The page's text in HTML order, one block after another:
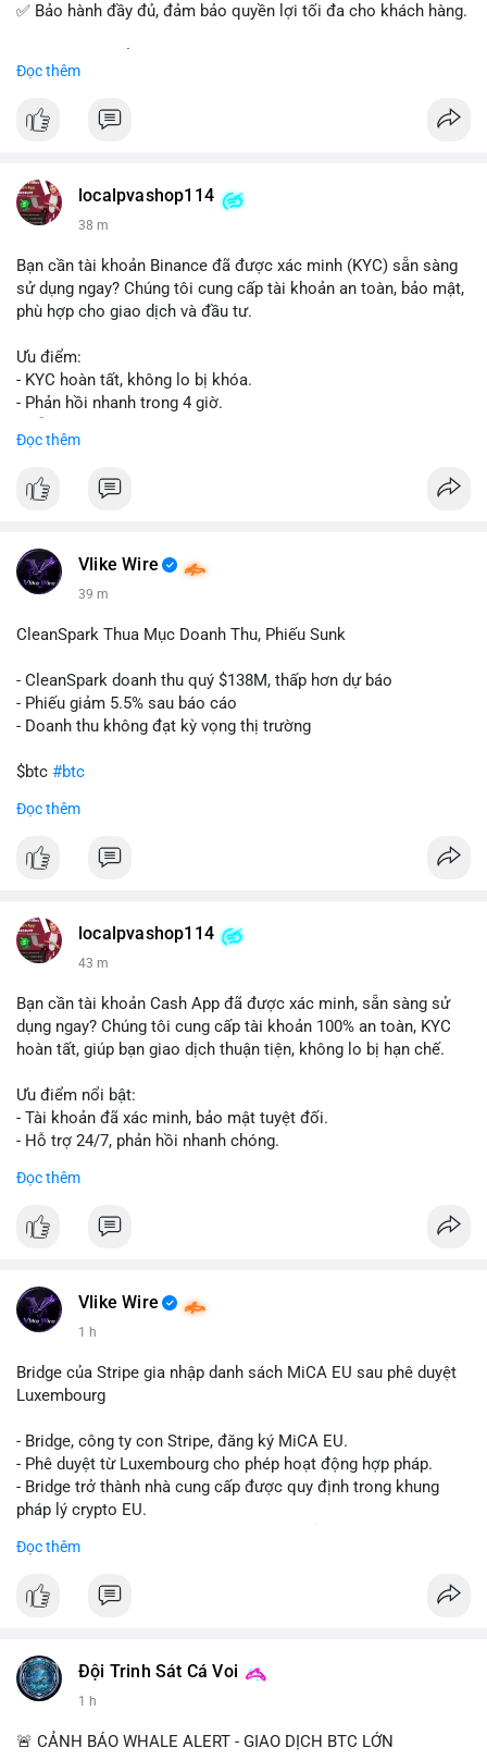
✅ Bảo hành đầy đủ, đảm bảo quyền lợi tối đa cho khách hàng.
📞 WhatsApp: +1 660 215-8938
📧 Email: localpvashop@gmail.com
của bạn!
Đọc thêm
localpvashop114
38 m
Bạn cần tài khoản Binance đã được xác minh (KYC) sẵn sàng
sử dụng ngay? Chúng tôi cung cấp tài khoản an toàn, bảo mật,
phù hợp cho giao dịch và đầu tư.
Ưu điểm:
- KYC hoàn tất, không lo bị khóa.
- Phản hồi nhanh trong 4 giờ.
📞 WhatsApp: +1 660 215-8938
Đọc thêm
Vlike Wire
39 m
CleanSpark Thua Mục Doanh Thu, Phiếu Sunk
- CleanSpark doanh thu quý $138M, thấp hơn dự báo
- Phiếu giảm 5.5% sau báo cáo
- Doanh thu không đạt kỳ vọng thị trường
$btc #btc
#vlikevn
📰 Nguồn: Cointelegraph
Đọc thêm
localpvashop114
43 m
Bạn cần tài khoản Cash App đã được xác minh, sẵn sàng sử
dụng ngay? Chúng tôi cung cấp tài khoản 100% an toàn, KYC
hoàn tất, giúp bạn giao dịch thuận tiện, không lo bị hạn chế.
Ưu điểm nổi bật:
- Tài khoản đã xác minh, bảo mật tuyệt đối.
- Hỗ trợ 24/7, phản hồi nhanh chóng.
nay:
📧 Email: localpvashop@gmail.com
Đọc thêm
Vlike Wire
1 h
Bridge của Stripe gia nhập danh sách MiCA EU sau phê duyệt
Luxembourg
- Bridge, công ty con Stripe, đăng ký MiCA EU.
- Phê duyệt từ Luxembourg cho phép hoạt động hợp pháp.
- Bridge trở thành nhà cung cấp được quy định trong khung
pháp lý crypto EU.
#luxembourg
#vlikevn #titanbot
📰 Nguồn: Cointelegraph
Đọc thêm
Đội Trinh Sát Cá Voi
1 h
🚨 CẢNH BÁO WHALE ALERT - GIAO DỊCH BTC LỚN